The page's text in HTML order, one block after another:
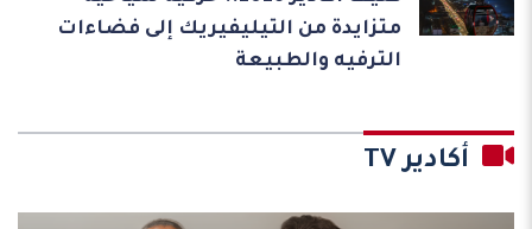
متزايدة من التيليفيريك إلى فضاءات
الترفيه والطبيعة
أكادير TV